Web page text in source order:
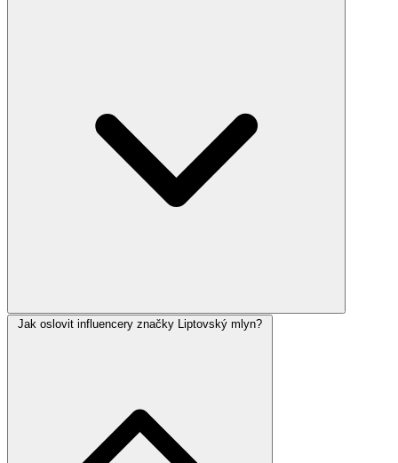
Jak oslovit influencery značky Liptovský mlyn?